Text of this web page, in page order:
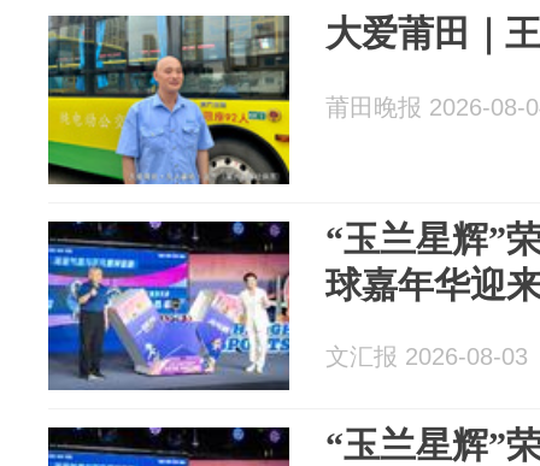
大爱莆田｜
莆田晚报 2026-08-
“玉兰星辉”
球嘉年华迎
文汇报 2026-08-03
“玉兰星辉”